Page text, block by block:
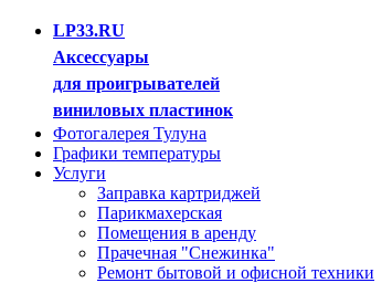
LP33.RU
Аксессуары
для проигрывателей
виниловых пластинок
Фотогалерея Тулуна
Графики температуры
Услуги
Заправка картриджей
Парикмахерская
Помещения в аренду
Прачечная "Снежинка"
Ремонт бытовой и офисной техники